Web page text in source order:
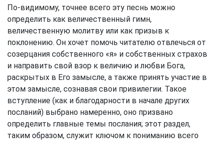
По-видимому, точнее всего эту песнь можно
определить как величественный гимн,
величественную молитву или как призыв к
поклонению. Он хочет помочь читателю отвлечься от
созерцания собственного «я» и собственных страхов
и направить свой взор к величию и любви Бога,
раскрытых в Его замысле, а также принять участие в
этом замысле, сознавая свои привилегии. Такое
вступление (как и благодарности в начале других
посланий) выбрано намеренно, оно призвано
определить главные темы послания; этот раздел,
таким образом, служит ключом к пониманию всего